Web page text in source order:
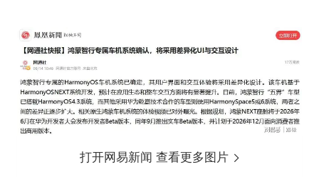
打开网易新闻 查看更多图片